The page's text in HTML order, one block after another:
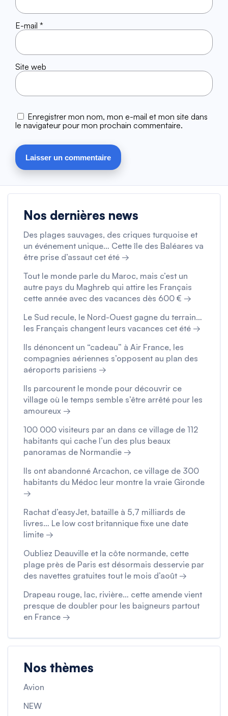
E-mail *
Site web
Enregistrer mon nom, mon e-mail et mon site dans
le navigateur pour mon prochain commentaire.
Nos dernières news
Des plages sauvages, des criques turquoise et
un événement unique… Cette île des Baléares va
être prise d’assaut cet été →
Tout le monde parle du Maroc, mais c’est un
autre pays du Maghreb qui attire les Français
cette année avec des vacances dès 600 € →
Le Sud recule, le Nord-Ouest gagne du terrain…
les Français changent leurs vacances cet été →
Ils dénoncent un “cadeau” à Air France, les
compagnies aériennes s’opposent au plan des
aéroports parisiens →
Ils parcourent le monde pour découvrir ce
village où le temps semble s’être arrêté pour les
amoureux →
100 000 visiteurs par an dans ce village de 112
habitants qui cache l’un des plus beaux
panoramas de Normandie →
Ils ont abandonné Arcachon, ce village de 300
habitants du Médoc leur montre la vraie Gironde
→
Rachat d’easyJet, bataille à 5,7 milliards de
livres… Le low cost britannique fixe une date
limite →
Oubliez Deauville et la côte normande, cette
plage près de Paris est désormais desservie par
des navettes gratuites tout le mois d’août →
Drapeau rouge, lac, rivière… cette amende vient
presque de doubler pour les baigneurs partout
en France →
Nos thèmes
Avion
NEW